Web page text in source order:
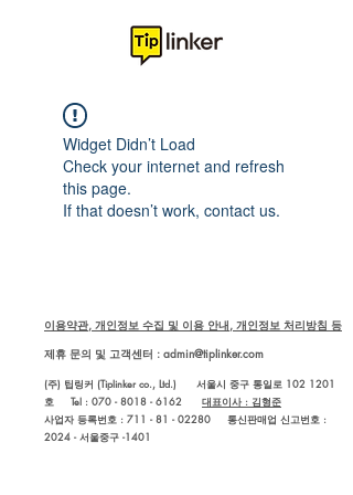
Widget Didn’t Load
Check your internet and refresh
this page.
If that doesn’t work, contact us.
이용약관, 개인정보 수집 및 이용 안내, 개인정보 처리방침 등
제휴 문의 및 고객센터 : admin@tiplinker.com
(주) 팁링커 (Tiplinker co., Ltd.) 서울시 중구 통일로 102 1201
호 Tel : 070 - 8018 - 6162 대표이사 : 김형준
사업자 등록번호 : 711 - 81 - 02280 통신판매업 신고번호 :
2024 - 서울중구 -1401